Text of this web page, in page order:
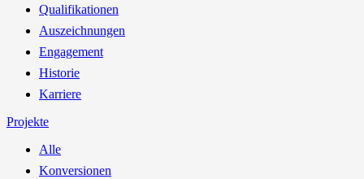
Qualifikationen
Auszeichnungen
Engagement
Historie
Karriere
Projekte
Alle
Konversionen